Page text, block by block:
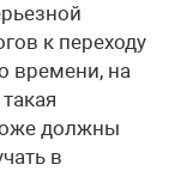
к переходу
времени, на
должны
в